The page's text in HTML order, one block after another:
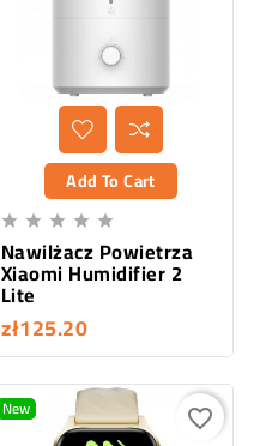
Add To Cart
    
Nawilżacz Powietrza
Xiaomi Humidifier 2
Lite
zł125.20
New favorite_border